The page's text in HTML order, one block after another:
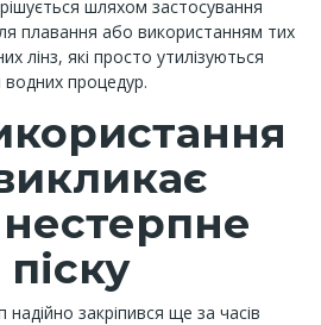
шляхом застосування
плавання або використанням тих
лінз, які просто утилізуються
водних процедур.
нестерпне
надійно закріпився ще за часів